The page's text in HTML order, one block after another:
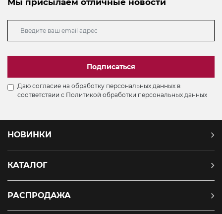
Мы присылаем отличные новости
Подписаться
Даю согласие на обработку персональных данных в
соответствии с Политикой обработки персональных данных
НОВИНКИ
КАТАЛОГ
РАСПРОДАЖА